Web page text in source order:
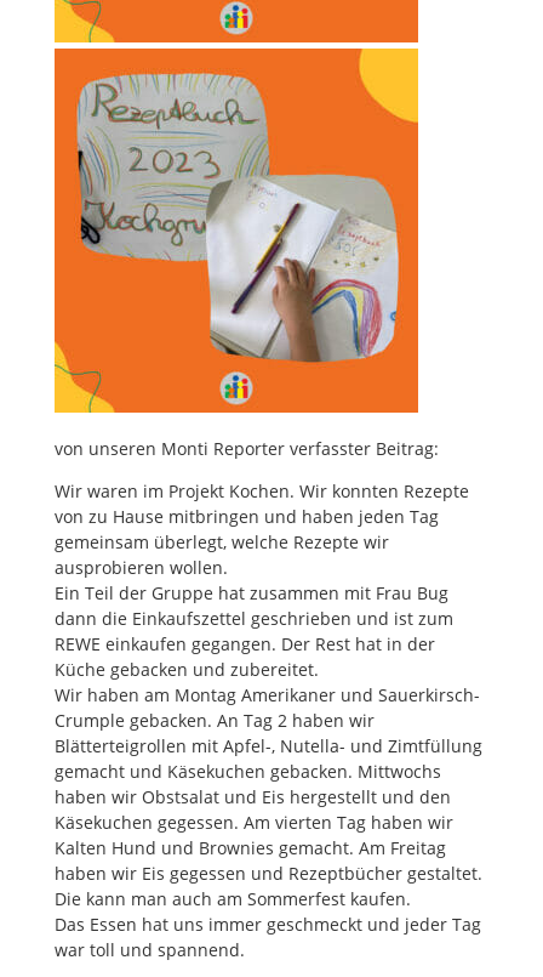
von unseren Monti Reporter verfasster Beitrag:
Wir waren im Projekt Kochen. Wir konnten Rezepte
von zu Hause mitbringen und haben jeden Tag
gemeinsam überlegt, welche Rezepte wir
ausprobieren wollen.
Ein Teil der Gruppe hat zusammen mit Frau Bug
dann die Einkaufszettel geschrieben und ist zum
REWE einkaufen gegangen. Der Rest hat in der
Küche gebacken und zubereitet.
Wir haben am Montag Amerikaner und Sauerkirsch-
Crumple gebacken. An Tag 2 haben wir
Blätterteigrollen mit Apfel-, Nutella- und Zimtfüllung
gemacht und Käsekuchen gebacken. Mittwochs
haben wir Obstsalat und Eis hergestellt und den
Käsekuchen gegessen. Am vierten Tag haben wir
Kalten Hund und Brownies gemacht. Am Freitag
haben wir Eis gegessen und Rezeptbücher gestaltet.
Die kann man auch am Sommerfest kaufen.
Das Essen hat uns immer geschmeckt und jeder Tag
war toll und spannend.